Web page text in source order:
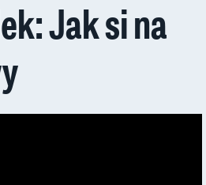
Jak si na